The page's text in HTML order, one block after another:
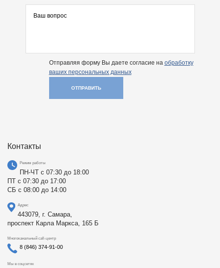
Отправляя форму Вы даете согласие на обработку
ваших персональных данных
ОТПРАВИТЬ
Контакты
Режим работы
ПН-ЧТ с 07:30 до 18:00
ПТ с 07:30 до 17:00
СБ с 08:00 до 14:00
Адрес
443079, г. Самара,
проспект Карла Маркса, 165 Б
Многоканальный call-центр
8 (846) 374-91-00
Мы в соцсетях